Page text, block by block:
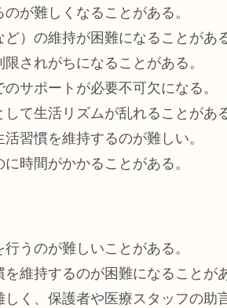
が難しくなることがある。
）の維持が困難になることがある
されがちになることがある。
サポートが必要不可欠になる。
て生活リズムが乱れることがある
習慣を維持するのが難しい。
時間がかかることがある。
うのが難しいことがある。
維持するのが困難になることが
く、保護者や医療スタッフの助